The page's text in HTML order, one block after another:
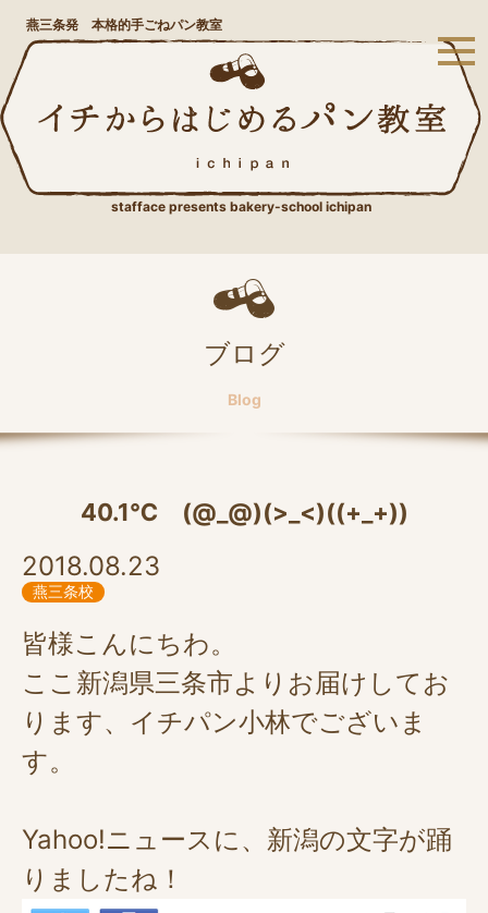
燕三条発 本格的手ごねパン教室
stafface presents bakery-school ichipan
ブログ
Blog
40.1℃ (@_@)(>_<)((+_+))
2018.08.23
燕三条校
皆様こんにちわ。
ここ新潟県三条市よりお届けしてお
ります、イチパン小林でございま
す。
Yahoo!ニュースに、新潟の文字が踊
りましたね！